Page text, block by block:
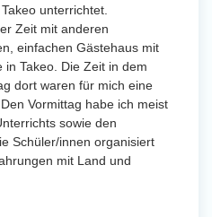
unterrichtet.
Zeit mit anderen
einfachen Gästehaus mit
in Takeo. Die Zeit in dem
dort waren für mich eine
Vormittag habe ich meist
sowie den
Schüler/innen organisiert
mit Land und